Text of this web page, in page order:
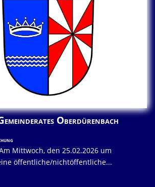
Oberdürenbach
Mittwoch, den 25.02.2026 um
öffentliche/nichtöffentliche...